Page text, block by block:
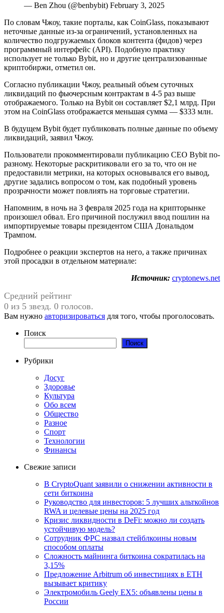
— Ben Zhou (@benbybit) February 3, 2025
По словам Чжоу, такие порталы, как CoinGlass, показывают
неточные данные из-за ограничений, установленных на
количество подгружаемых блоков контента (фидов) через
программный интерфейс (API). Подобную практику
использует не только Bybit, но и другие централизованные
криптобиржи, отметил он.
Согласно публикации Чжоу, реальный объем суточных
ликвидаций по фьючерсным контрактам в 4-5 раз выше
отображаемого. Только на Bybit он составляет $2,1 млрд. При
этом на CoinGlass отображается меньшая сумма — $333 млн.
В будущем Bybit будет публиковать полные данные по объему
ликвидаций, заявил Чжоу.
Пользователи прокомментировали публикацию CEO Bybit по-
разному. Некоторые раскритиковали его за то, что он не
предоставили метрики, на которых основывался его вывод,
другие задались вопросом о том, как подобный уровень
прозрачности может повлиять на торговые стратегии.
Напомним, в ночь на 3 февраля 2025 года на крипторынке
произошел обвал. Его причиной послужил ввод пошлин на
импортируемые товары президентом США Дональдом
Трампом.
Подробнее о реакции экспертов на него, а также причинах
этой просадки в отдельном материале:
Источник: cryptonews.net
Средний рейтинг
0 из 5 звезд. 0 голосов.
Вам нужно авторизироваться для того, чтобы проголосовать.
Поиск
Поиск
Рубрики
Досуг
Здоровье
Культура
Обо всем
Общество
Разное
Спорт
Технологии
Финансы
Свежие записи
В CryptoQuant заявили о снижении активности в
сети биткоина
Руководство для инвесторов: 5 лучших альткойнов
RWA и целевые цены на 2025 год
Кризис ликвидности в DeFi: можно ли создать
устойчивую модель?
Сотрудник ФРС назвал стейблкоины новым
способом оплаты
Сложность майнинга биткоина сократилась на
3,15%
Предложение Arbitrum об инвестициях в ETH
вызывает критику
Электромобиль Geely EX5: объявлены цены в
России